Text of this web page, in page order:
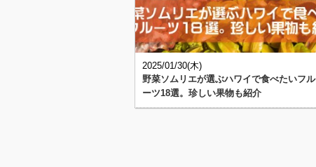
2025/01/30(木)
野菜ソムリエが選ぶハワイで食べたいフル
ーツ18選。珍しい果物も紹介